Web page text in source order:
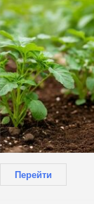
Перейти